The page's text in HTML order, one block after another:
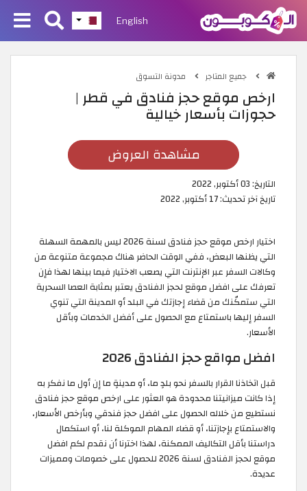
English
جميع المتاجر مدونة التسوق
ارخص موقع حجز فنادق في قطر |
حجوزات بأسعار خيالية
مشاهدة العروض
التاريخ:03 أكتوبر, 2022
تاريخ آخر تحديث:17 أكتوبر, 2022
اختيار ارخص موقع حجز فنادق لسنة 2026 ليس بالمهمة السهلة
التي يظنها البعض، ففي الوقت الحاضر هناك مجموعة متنوعة من
وكالات السفر عبر الإنترنت التي يصعب الاختيار فيما بينها لهذا فإن
تعرفك على افضل موقع لحجز الفنادق يعتبر بمثابة العصا السحرية
التي ستمكّنك من قضاء إجازتك في البلد أو المدينة التي تنوي
السفر إليها باستمتاع مع الحصول على أفضل الخدمات وبأقل
الأسعار.
افضل مواقع حجز الفنادق 2026
قبل اتخاذنا القرار بالسفر نحو بلدٍ ما، أو مدينةٍ ما إن أول ما نفكر به
إذا كانت ميزانيتنا محدودة هو العثور على ارخص موقع حجز فنادق
نستطيع من خلاله الحصول على افضل حجز فندقي وبأرخص الأسعار،
والاستمتاع بإجازتنا، أو قضاء المهام الموكلة لنا، أو استكمال
دراستنا بأقل التكاليف الممكنة، لهذا اخترنا أن نقدم لكم افضل
موقع لحجز الفنادق لسنة 2026 للحصول على خصومات ومميزات
عديدة.